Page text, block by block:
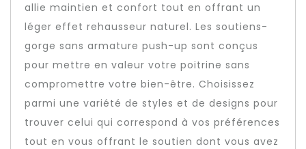
allie maintien et confort tout en offrant un
léger effet rehausseur naturel. Les soutiens-
gorge sans armature push-up sont conçus
pour mettre en valeur votre poitrine sans
compromettre votre bien-être. Choisissez
parmi une variété de styles et de designs pour
trouver celui qui correspond à vos préférences
tout en vous offrant le soutien dont vous avez